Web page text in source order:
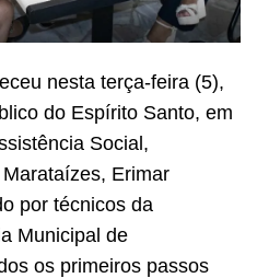
nesta terça-feira (5),
do Espírito Santo, em
Social,
Erimar
por técnicos da
Municipal de
os primeiros passos